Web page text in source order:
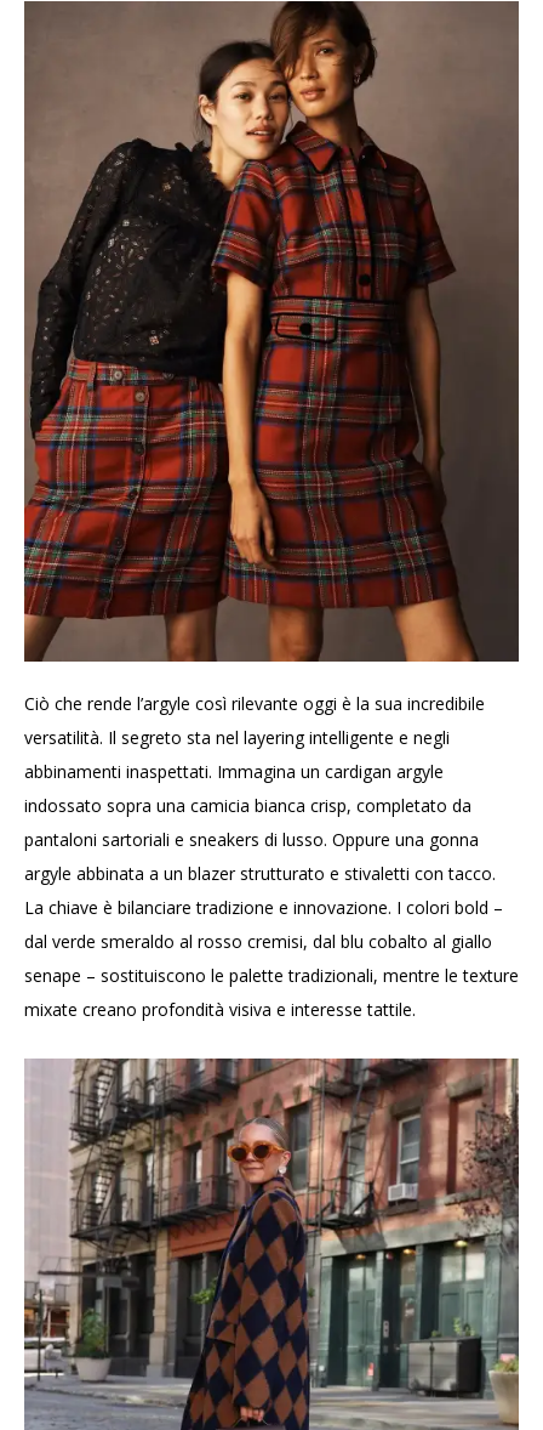
Ciò che rende l’argyle così rilevante oggi è la sua incredibile
versatilità. Il segreto sta nel layering intelligente e negli
abbinamenti inaspettati. Immagina un cardigan argyle
indossato sopra una camicia bianca crisp, completato da
pantaloni sartoriali e sneakers di lusso. Oppure una gonna
argyle abbinata a un blazer strutturato e stivaletti con tacco.
La chiave è bilanciare tradizione e innovazione. I colori bold –
dal verde smeraldo al rosso cremisi, dal blu cobalto al giallo
senape – sostituiscono le palette tradizionali, mentre le texture
mixate creano profondità visiva e interesse tattile.